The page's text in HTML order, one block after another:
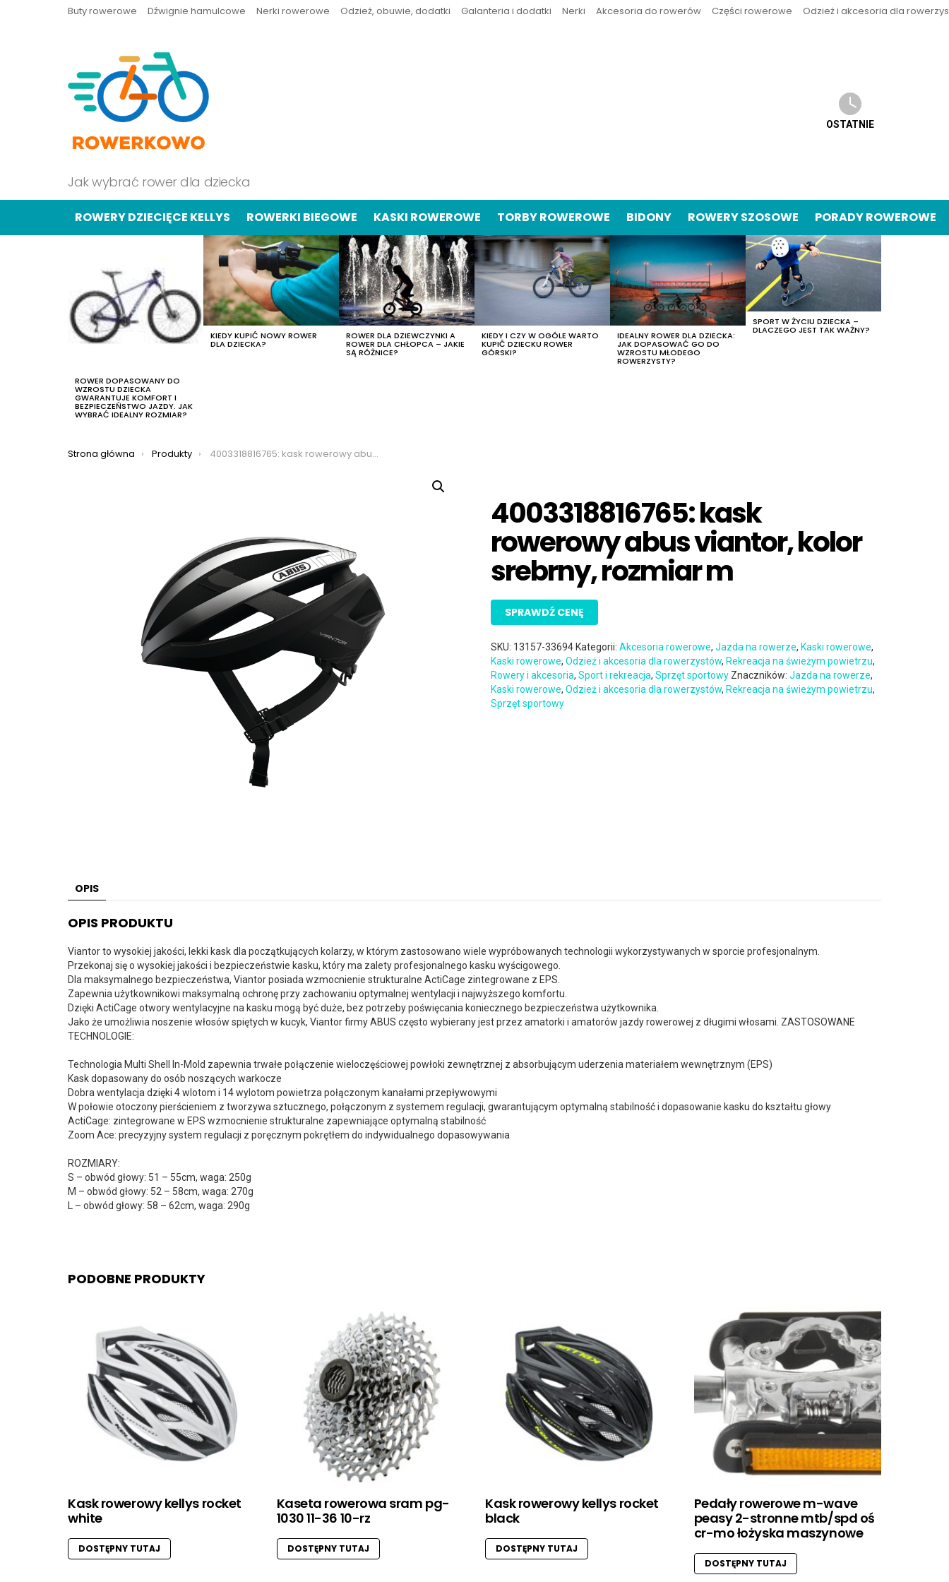
Buty rowerowe Dźwignie hamulcowe Nerki rowerowe Odzież, obuwie, dodatki Galanteria i dodatki Nerki Akcesoria do rowerów Części rowerowe Odzież i akcesoria dla
Jak wybrać rower dla dziecka
OSTATNIE
ROWERY DZIECIĘCE KELLYS ROWERKI BIEGOWE KASKI ROWEROWE TORBY ROWEROWE BIDONY ROWERY SZOSOWE PORADY ROWEROWE
ROWER DOPASOWANY DO
WZROSTU DZIECKA
GWARANTUJE KOMFORT I
BEZPIECZEŃSTWO JAZDY. JAK
WYBRAĆ IDEALNY ROZMIAR?
KIEDY KUPIĆ NOWY ROWER
DLA DZIECKA?
ROWER DLA DZIEWCZYNKI A
ROWER DLA CHŁOPCA – JAKIE
SĄ RÓŻNICE?
KIEDY I CZY W OGÓLE WARTO
KUPIĆ DZIECKU ROWER
GÓRSKI?
IDEALNY ROWER DLA DZIECKA:
JAK DOPASOWAĆ GO DO
WZROSTU MŁODEGO
ROWERZYSTY?
SPORT W ŻYCIU DZIECKA –
DLACZEGO JEST TAK WAŻNY?
Jesteś tutaj:
Strona główna Produkty 4003318816765: kask rowerowy abus viantor, kolor srebrny, rozmiar m
4003318816765: kask
rowerowy abus viantor, kolor
srebrny, rozmiar m
SPRAWDŹ CENĘ
SKU: 13157-33694 Kategorii:Akcesoria rowerowe,Jazda na rowerze, Kaski rowerowe,
Kaski rowerowe,Odzież i akcesoria dla rowerzystów, Rekreacja na świeżym powietrzu,
Rowery i akcesoria,Sport i rekreacja,Sprzęt sportowy Znaczników:Jazda na rowerze,
Kaski rowerowe,Odzież i akcesoria dla rowerzystów, Rekreacja na świeżym powietrzu,
Sprzęt sportowy
OPIS
OPIS PRODUKTU
Viantor to wysokiej jakości, lekki kask dla początkujących kolarzy, w którym zastosowano wiele wypróbowanych technologii wykorzystywanych w sporcie profesjonalnym.
Przekonaj się o wysokiej jakości i bezpieczeństwie kasku, który ma zalety profesjonalnego kasku wyścigowego.
Dla maksymalnego bezpieczeństwa, Viantor posiada wzmocnienie strukturalne ActiCage zintegrowane z EPS.
Zapewnia użytkownikowi maksymalną ochronę przy zachowaniu optymalnej wentylacji i najwyższego komfortu.
Dzięki ActiCage otwory wentylacyjne na kasku mogą być duże, bez potrzeby poświęcania koniecznego bezpieczeństwa użytkownika.
Jako że umożliwia noszenie włosów spiętych w kucyk, Viantor firmy ABUS często wybierany jest przez amatorki i amatorów jazdy rowerowej z długimi włosami. ZASTOSOWANE
TECHNOLOGIE:
Technologia Multi Shell In-Mold zapewnia trwałe połączenie wieloczęściowej powłoki zewnętrznej z absorbującym uderzenia materiałem wewnętrznym (EPS)
Kask dopasowany do osób noszących warkocze
Dobra wentylacja dzięki 4 wlotom i 14 wylotom powietrza połączonym kanałami przepływowymi
W połowie otoczony pierścieniem z tworzywa sztucznego, połączonym z systemem regulacji, gwarantującym optymalną stabilność i dopasowanie kasku do kształtu głowy
ActiCage: zintegrowane w EPS wzmocnienie strukturalne zapewniające optymalną stabilność
Zoom Ace: precyzyjny system regulacji z poręcznym pokrętłem do indywidualnego dopasowywania
ROZMIARY:
S – obwód głowy: 51 – 55cm, waga: 250g
M – obwód głowy: 52 – 58cm, waga: 270g
L – obwód głowy: 58 – 62cm, waga: 290g
PODOBNE PRODUKTY
Kask rowerowy kellys rocket
white
DOSTĘPNY TUTAJ
Kaseta rowerowa sram pg-
1030 11-36 10-rz
DOSTĘPNY TUTAJ
Kask rowerowy kellys rocket
black
DOSTĘPNY TUTAJ
Pedały rowerowe m-wave
peasy 2-stronne mtb/spd oś
cr-mo łożyska maszynowe
DOSTĘPNY TUTAJ